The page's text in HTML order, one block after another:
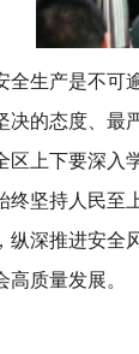
全生产是不可
决的态度、最
区上下要深入
终坚持人民至
纵深推进安全
质量发展。